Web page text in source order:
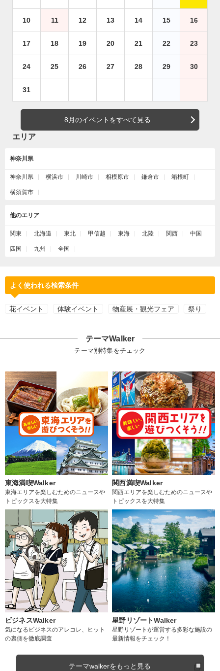
10 11 12 13 14 15 16
17 18 19 20 21 22 23
24 25 26 27 28 29 30
31
8月のイベントをすべて見る
エリア
神奈川県
神奈川県 横浜市 川崎市 相模原市 鎌倉市 箱根町
横須賀市
他のエリア
関東 北海道 東北 甲信越 東海 北陸 関西 中国
四国 九州 全国
よく使われる検索条件
花イベント 体験イベント 物産展・観光フェア 祭り
テーマWalker
テーマ別特集をチェック
東海満喫Walker
東海エリアを楽しむためのニュースや
トピックスを大特集
関西満喫Walker
関西エリアを楽しむためのニュースや
トピックスを大特集
ビジネスWalker
気になるビジネスのアレコレ、ヒット
の裏側を徹底調査
星野リゾートWalker
星野リゾートが運営する多彩な施設の
最新情報をチェック！
テーマwalkerをもっと見る